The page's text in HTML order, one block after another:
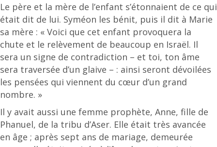
Le père et la mère de l’enfant s’étonnaient de ce qui
était dit de lui. Syméon les bénit, puis il dit à Marie
sa mère : « Voici que cet enfant provoquera la
chute et le relèvement de beaucoup en Israël. Il
sera un signe de contradiction – et toi, ton âme
sera traversée d’un glaive – : ainsi seront dévoilées
les pensées qui viennent du cœur d’un grand
nombre. »
Il y avait aussi une femme prophète, Anne, fille de
Phanuel, de la tribu d’Aser. Elle était très avancée
en âge ; après sept ans de mariage, demeurée